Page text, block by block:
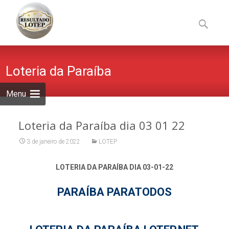
Menu
to
content
por:
Loteria da Paraíba
Loteria da Paraíba dia 03 01 22
3 de janeiro de 2022 LOTEP
LOTERIA DA PARAÍBA DIA 03-01-22
PARAÍBA PARATODOS